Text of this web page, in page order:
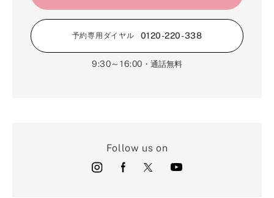
予約専用ダイヤル 0120-220-338
9:30～16:00 ・通話無料
Follow us on